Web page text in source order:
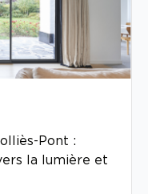
Pont :
la lumière et